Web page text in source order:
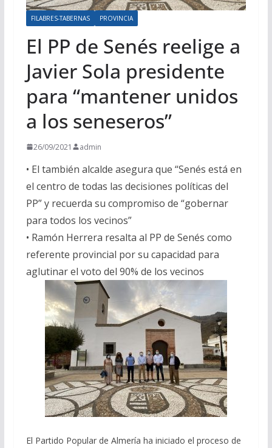
FILABRES-TABERNAS PROVINCIA
El PP de Senés reelige a
Javier Sola presidente
para “mantener unidos
a los seneseros”
26/09/2021 admin
• El también alcalde asegura que “Senés está en
el centro de todas las decisiones políticas del
PP” y recuerda su compromiso de “gobernar
para todos los vecinos”
• Ramón Herrera resalta al PP de Senés como
referente provincial por su capacidad para
aglutinar el voto del 90% de los vecinos
El Partido Popular de Almería ha iniciado el proceso de